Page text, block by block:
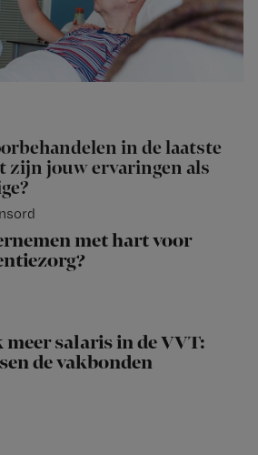
in de laatste
zijn jouw ervaringen als
met hart voor
salaris in de VVT:
de vakbonden